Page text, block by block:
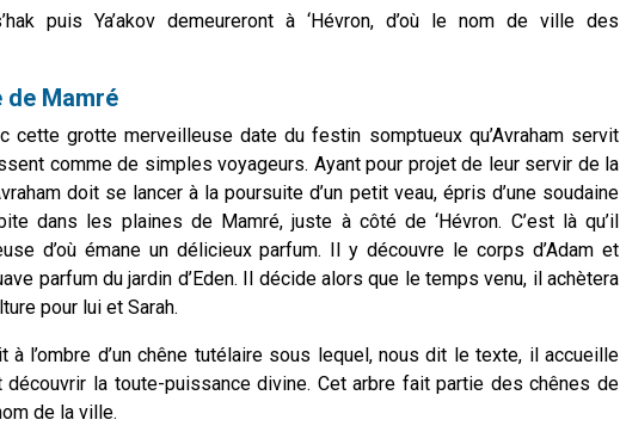
puis Ya’akov demeureront à ‘Hévron, d’où le nom de ville des
de Mamré
cette grotte merveilleuse date du festin somptueux qu’Avraham servit
comme de simples voyageurs. Ayant pour projet de leur servir de la
doit se lancer à la poursuite d’un petit veau, épris d’une soudaine
dans les plaines de Mamré, juste à côté de ‘Hévron. C’est là qu’il
d’où émane un délicieux parfum. Il y découvre le corps d’Adam et
parfum du jardin d’Eden. Il décide alors que le temps venu, il achètera
pour lui et Sarah.
à l’ombre d’un chêne tutélaire sous lequel, nous dit le texte, il accueille
la toute-puissance divine. Cet arbre fait partie des chênes de
de la ville.